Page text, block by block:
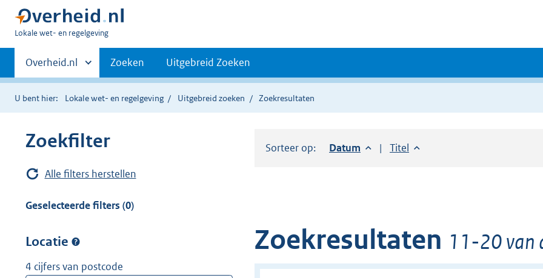
U
hier:
Lokale wet- en regelgeving
Primaire
navigatie
Andere
sites
binnen
Overheid.nl Zoeken Uitgebreid Zoeken
U bent hier: Lokale wet- en regelgeving Uitgebreid zoeken Zoekresultaten
Zoekfilter
Alle filters herstellen
Geselecteerde filters (0)
Locatie
4 cijfers van postcode
Sorteer op: Sorteer op:
Datum aflopendSorteer op:
Titel oplopend
Zoekresultaten 11-20 van